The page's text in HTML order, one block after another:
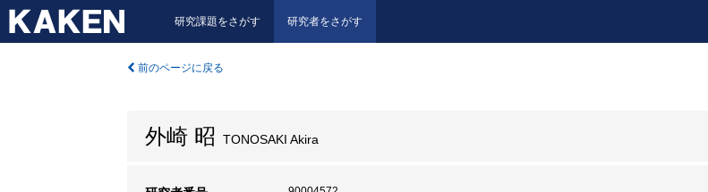
研究課題をさがす 研究者をさがす
前のページに戻る
外崎 昭 TONOSAKI Akira